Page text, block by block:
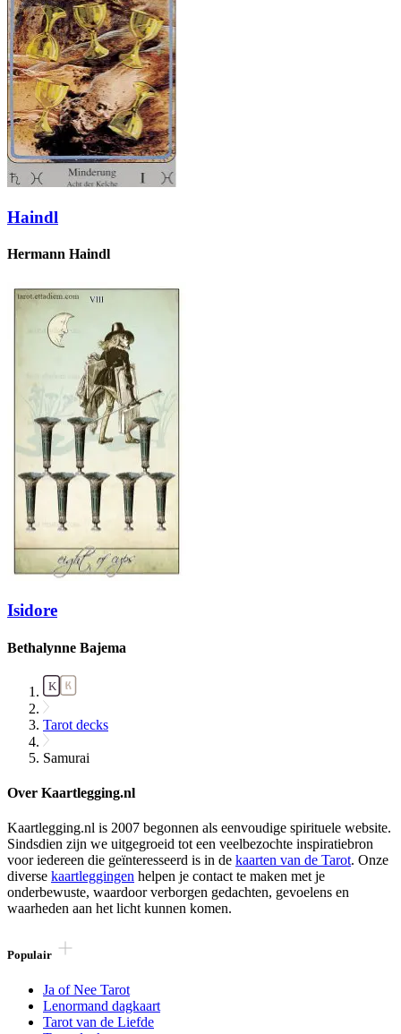
Haindl
Hermann Haindl
Isidore
Bethalynne Bajema
Tarot decks
Samurai
Over Kaartlegging.nl
Kaartlegging.nl is 2007 begonnen als eenvoudige spirituele website.
Sindsdien zijn we uitgegroeid tot een veelbezochte inspiratiebron
voor iedereen die geïnteresseerd is in de kaarten van de Tarot. Onze
diverse kaartleggingen helpen je contact te maken met je
onderbewuste, waardoor verborgen gedachten, gevoelens en
waarheden aan het licht kunnen komen.
Populair
Ja of Nee Tarot
Lenormand dagkaart
Tarot van de Liefde